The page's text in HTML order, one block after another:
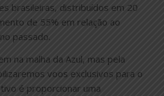
brasileiras, distribuídos em 20
de 55% em relação ao
passado.
na malha da Azul, mas pela
voos exclusivos para o
é proporcionar uma